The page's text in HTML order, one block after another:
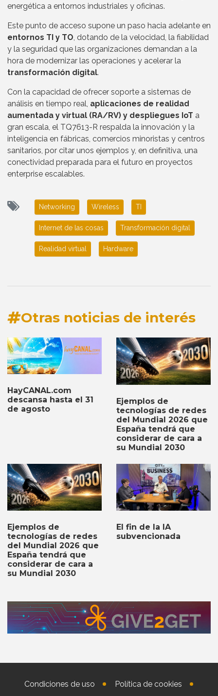
energética a entornos industriales y oficinas.
Este punto de acceso supone un paso hacia adelante en
entornos TI y TO, dotando de la velocidad, la fiabilidad
y la seguridad que las organizaciones demandan a la
hora de modernizar las operaciones y acelerar la
transformación digital.
Con la capacidad de ofrecer soporte a sistemas de
análisis en tiempo real, aplicaciones de realidad
aumentada y virtual (RA/RV) y despliegues IoT a
gran escala, el TQ7613-R respalda la innovación y la
inteligencia en fábricas, comercios minoristas y centros
sanitarios, por citar unos ejemplos y, en definitiva, una
conectividad preparada para el futuro en proyectos
enterprise escalables.
Networking Wireless TI
Internet de las cosas Transformación digital
Realidad virtual Hardware
Otras noticias de interés
HayCANAL.com
descansa hasta el 31
de agosto
Ejemplos de
tecnologías de redes
del Mundial 2026 que
España tendrá que
considerar de cara a
su Mundial 2030
Ejemplos de
tecnologías de redes
del Mundial 2026 que
España tendrá que
considerar de cara a
su Mundial 2030
El fin de la IA
subvencionada
Condiciones de uso Política de cookies